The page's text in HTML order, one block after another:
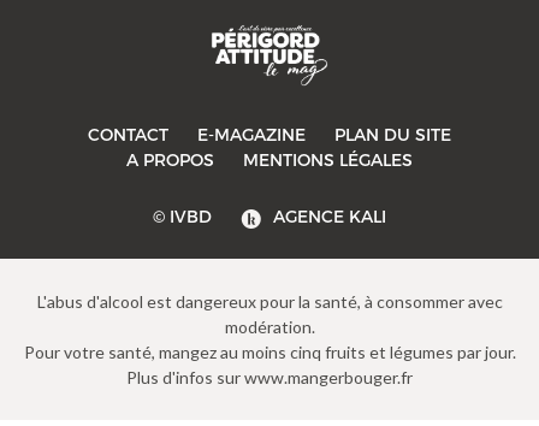
CONTACT E-MAGAZINE
PLAN DU SITE
A PROPOS
MENTIONS LÉGALES
© IVBD AGENCE KALI
L'abus d'alcool est dangereux pour la santé, à consommer avec
modération.
Pour votre santé, mangez au moins cinq fruits et légumes par jour.
Plus d'infos sur www.mangerbouger.fr